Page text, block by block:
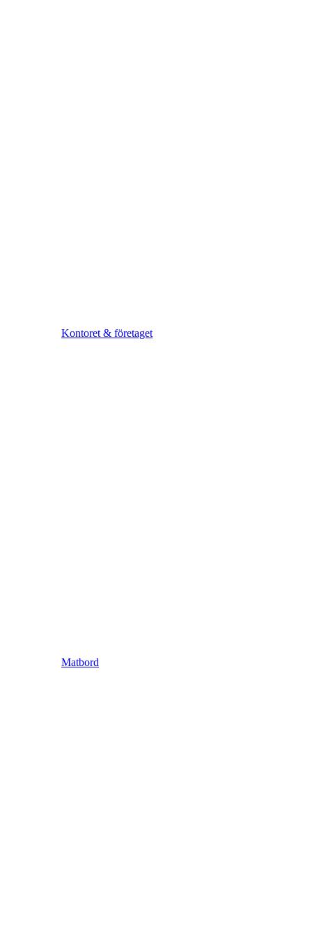
Kontoret & företaget
Matbord